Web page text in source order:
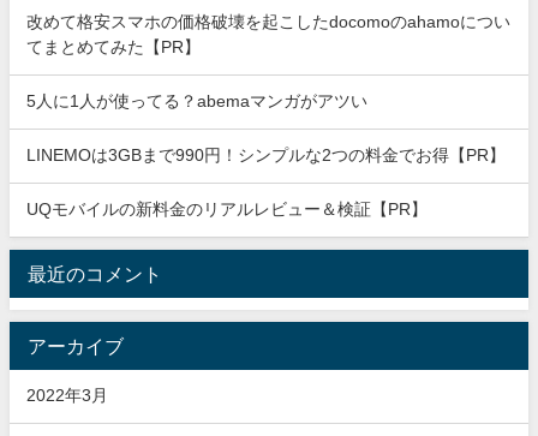
改めて格安スマホの価格破壊を起こしたdocomoのahamoについ
てまとめてみた【PR】
5人に1人が使ってる？abemaマンガがアツい
LINEMOは3GBまで990円！シンプルな2つの料金でお得【PR】
UQモバイルの新料金のリアルレビュー＆検証【PR】
最近のコメント
アーカイブ
2022年3月